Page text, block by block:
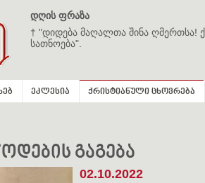
დღის ფრაზა
† "დიდება მაღალთა შინა ღმერთსა!
სათნოება".
ეკლესია ქრისტიანული ცხოვრება
გაგება
02.10.2022